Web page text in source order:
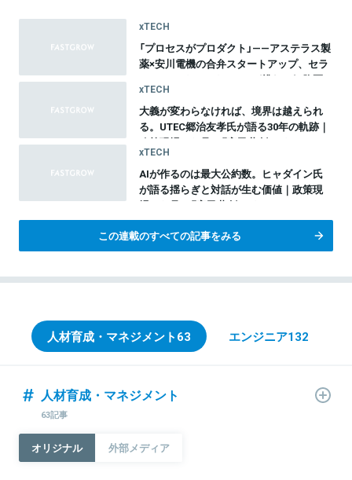
xTECH
「プロセスがプロダクト」——アステラス製
薬×安川電機の合弁スタートアップ、セラ
ファ・バイオサイエンスが挑む、細胞医
療20年間のものづくり革命
xTECH
大義が変わらなければ、境界は越えられ
る。UTEC郷治友孝氏が語る30年の軌跡｜
政策現場から見る『官民共創のイノベーシ
ョン』vol.10
xTECH
AIが作るのは最大公約数。ヒャダイン氏
が語る揺らぎと対話が生む価値｜政策現
場から見る『官民共創のイノベーション』
総集編
この連載のすべての記事をみる
人材育成・マネジメント63 エンジニア132
人材育成・マネジメント
63記事
オリジナル 外部メディア